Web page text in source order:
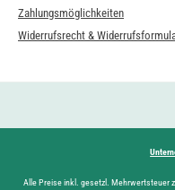
Zahlungsmöglichkeiten
Widerrufsrecht &
Alle Preise inkl. gesetzl. Mehrwertsteuer